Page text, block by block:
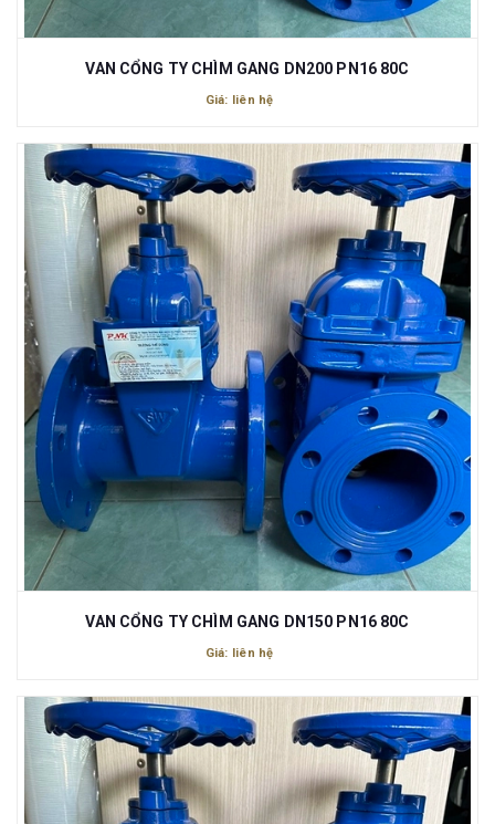
VAN CỔNG TY CHÌM GANG DN200 PN16 80C
Giá: liên hệ
VAN CỔNG TY CHÌM GANG DN150 PN16 80C
Giá: liên hệ